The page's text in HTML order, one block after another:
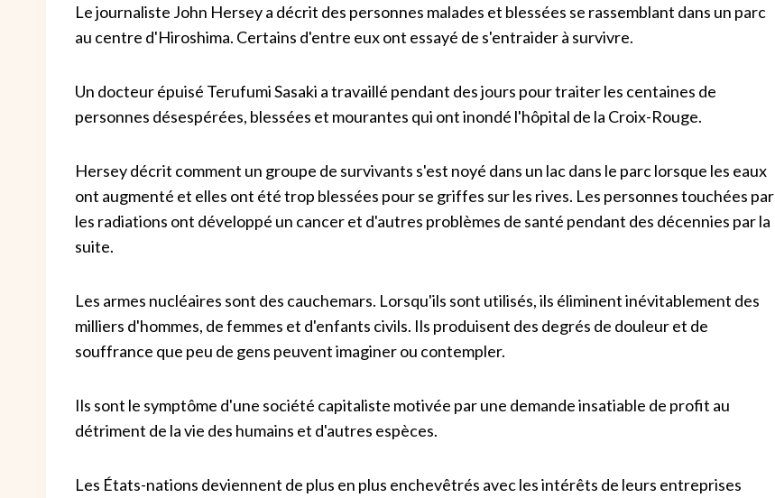
Le journaliste John Hersey a décrit des personnes malades et blessées se rassemblant dans un parc
au centre d'Hiroshima. Certains d'entre eux ont essayé de s'entraider à survivre.
Un docteur épuisé Terufumi Sasaki a travaillé pendant des jours pour traiter les centaines de
personnes désespérées, blessées et mourantes qui ont inondé l'hôpital de la Croix-Rouge.
Hersey décrit comment un groupe de survivants s'est noyé dans un lac dans le parc lorsque les eaux
ont augmenté et elles ont été trop blessées pour se griffes sur les rives. Les personnes touchées par
les radiations ont développé un cancer et d'autres problèmes de santé pendant des décennies par la
suite.
Les armes nucléaires sont des cauchemars. Lorsqu'ils sont utilisés, ils éliminent inévitablement des
milliers d'hommes, de femmes et d'enfants civils. Ils produisent des degrés de douleur et de
souffrance que peu de gens peuvent imaginer ou contempler.
Ils sont le symptôme d'une société capitaliste motivée par une demande insatiable de profit au
détriment de la vie des humains et d'autres espèces.
Les États-nations deviennent de plus en plus enchevêtrés avec les intérêts de leurs entreprises